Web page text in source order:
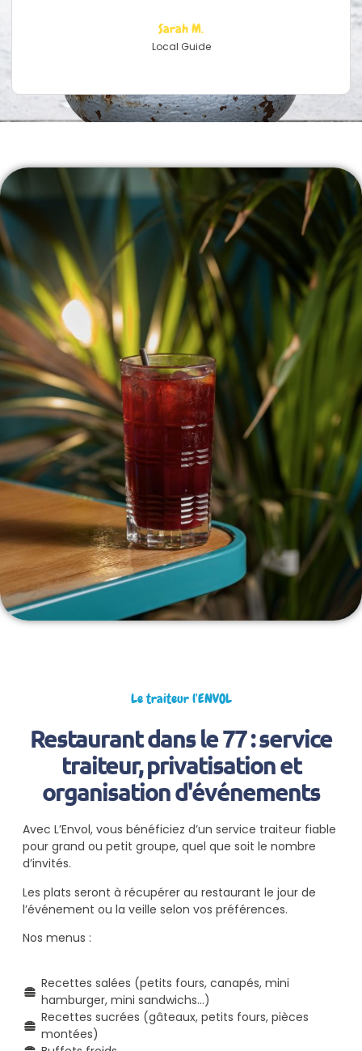
Sarah M.
Local Guide
Le traiteur l'ENVOL
Restaurant dans le 77 : service
traiteur, privatisation et
organisation d'événements
Avec L’Envol, vous bénéficiez d’un service traiteur fiable
pour grand ou petit groupe, quel que soit le nombre
d’invités.
Les plats seront à récupérer au restaurant le jour de
l’événement ou la veille selon vos préférences.
Nos menus :
Recettes salées (petits fours, canapés, mini
hamburger, mini sandwichs…)
Recettes sucrées (gâteaux, petits fours, pièces
montées)